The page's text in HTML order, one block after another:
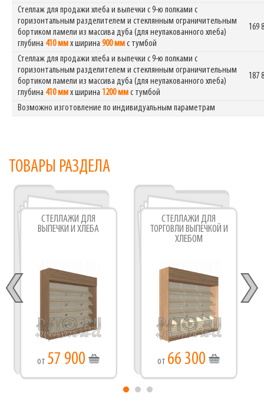
Стеллаж для продажи хлеба и выпечки с 9-ю полками с
горизонтальным разделителем и стеклянным ограничительным
бортиком ламели из массива дуба (для неупакованного хлеба)
глубина 410 ммх ширина 900 ммс тумбой
169
Стеллаж для продажи хлеба и выпечки с 9-ю полками с
горизонтальным разделителем и стеклянным ограничительным
бортиком ламели из массива дуба (для неупакованного хлеба)
глубина 410 ммх ширина 1200 ммс тумбой
187
Возможно изготовление по индивидуальным параметрам
ТОВАРЫ РАЗДЕЛА
СТЕЛЛАЖИ ДЛЯ
ВЫПЕЧКИ И ХЛЕБА
от 57 900
СТЕЛЛАЖИ ДЛЯ
ТОРГОВЛИ ВЫПЕЧКОЙ И
ХЛЕБОМ
от 66 300